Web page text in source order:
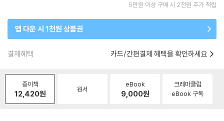
5만원 이상 구매 시 2천원 추가 적립
앱 다운 시 1천원 상품권
결제혜택 카드/간편결제 혜택을 확인하세요
종이책
12,420원 원서
eBook
9,000원
크레마클럽
eBook 구독